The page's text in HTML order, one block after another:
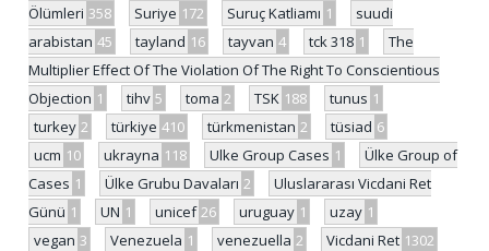
Ölümleri 358 Suriye 172 Suruç Katliamı 1
suudi
arabistan 45 tayland 16 tayvan 4 tck 318 1
The
Multiplier Effect Of The Violation Of The Right To Conscientious
Objection 1 tihv 5 toma 2 TSK 188 tunus 1
turkey 2 türkiye 410 türkmenistan 2 tüsiad 6
ucm 10 ukrayna 118 Ulke Group Cases 1
Ülke Group of
Cases 1 Ülke Grubu Davaları 2
Uluslararası Vicdani Ret
Günü 1 UN 1 unicef 26 uruguay 1 uzay 1
vegan 3 Venezuela 1 venezuella 2 Vicdani Ret 1302